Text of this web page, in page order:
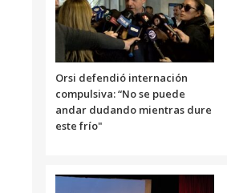
Orsi defendió internación
compulsiva: “No se puede
andar dudando mientras dure
este frío"